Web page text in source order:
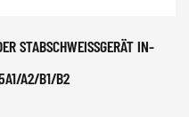
STABSCHWEISSGERÄT IN-2
A2/B1/B2